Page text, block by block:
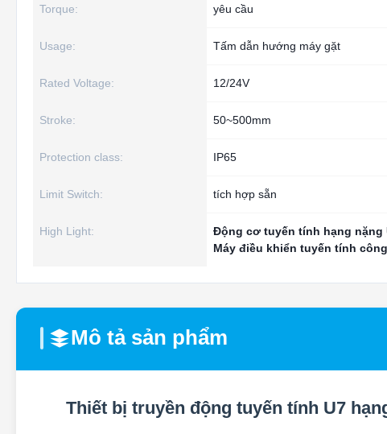
Torque: yêu cầu
Usage: Tấm dẫn hướng máy gặt
Rated Voltage: 12/24V
Stroke: 50~500mm
Protection class: IP65
Limit Switch: tích hợp sẵn
High Light: Động cơ tuyến tính hạng nặng
Máy điều khiển tuyến tính
Mô tả sản phẩm
Thiết bị truyền động tuyến tính U7